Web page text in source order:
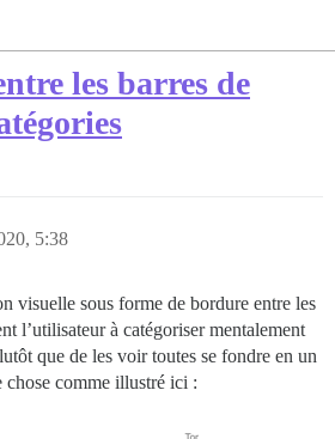
les barres de
5:38
visuelle sous forme de bordure entre les
l’utilisateur à catégoriser mentalement
que de les voir toutes se fondre en un
comme illustré ici :